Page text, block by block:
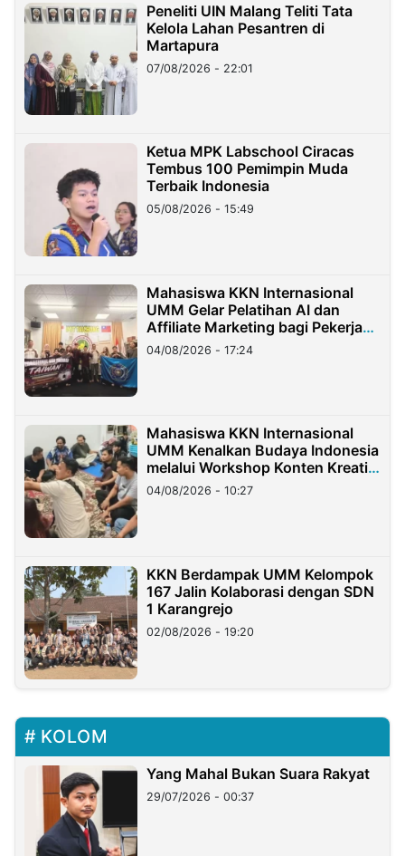
Peneliti UIN Malang Teliti Tata
Kelola Lahan Pesantren di
Martapura
07/08/2026 - 22:01
Ketua MPK Labschool Ciracas
Tembus 100 Pemimpin Muda
Terbaik Indonesia
05/08/2026 - 15:49
Mahasiswa KKN Internasional
UMM Gelar Pelatihan AI dan
Affiliate Marketing bagi Pekerja
Migran Indonesia di Taiwan
04/08/2026 - 17:24
Mahasiswa KKN Internasional
UMM Kenalkan Budaya Indonesia
melalui Workshop Konten Kreatif
di Taiwan
04/08/2026 - 10:27
KKN Berdampak UMM Kelompok
167 Jalin Kolaborasi dengan SDN
1 Karangrejo
02/08/2026 - 19:20
KOLOM
Yang Mahal Bukan Suara Rakyat
29/07/2026 - 00:37